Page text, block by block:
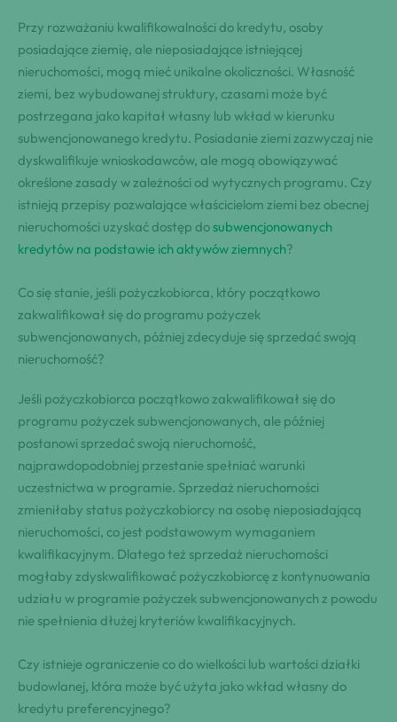
Przy rozważaniu kwalifikowalności do kredytu, osoby
posiadające ziemię, ale nieposiadające istniejącej
nieruchomości, mogą mieć unikalne okoliczności. Własność
ziemi, bez wybudowanej struktury, czasami może być
postrzegana jako kapitał własny lub wkład w kierunku
subwencjonowanego kredytu. Posiadanie ziemi zazwyczaj nie
dyskwalifikuje wnioskodawców, ale mogą obowiązywać
określone zasady w zależności od wytycznych programu. Czy
istnieją przepisy pozwalające właścicielom ziemi bez obecnej
nieruchomości uzyskać dostęp dosubwencjonowanych
kredytów na podstawie ich aktywów ziemnych?
Co się stanie, jeśli pożyczkobiorca, który początkowo
zakwalifikował się do programu pożyczek
subwencjonowanych, później zdecyduje się sprzedać swoją
nieruchomość?
Jeśli pożyczkobiorca początkowo zakwalifikował się do
programu pożyczek subwencjonowanych, ale później
postanowi sprzedać swoją nieruchomość,
najprawdopodobniej przestanie spełniać warunki
uczestnictwa w programie. Sprzedaż nieruchomości
zmieniłaby status pożyczkobiorcy na osobę nieposiadającą
nieruchomości, co jest podstawowym wymaganiem
kwalifikacyjnym. Dlatego też sprzedaż nieruchomości
mogłaby zdyskwalifikować pożyczkobiorcę z kontynuowania
udziału w programie pożyczek subwencjonowanych z powodu
nie spełnienia dłużej kryteriów kwalifikacyjnych.
Czy istnieje ograniczenie co do wielkości lub wartości działki
budowlanej, która może być użyta jako wkład własny do
kredytu preferencyjnego?